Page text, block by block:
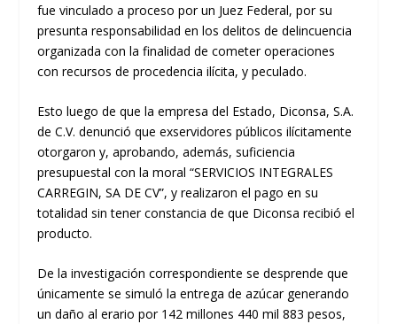
fue vinculado a proceso por un Juez Federal, por su
presunta responsabilidad en los delitos de delincuencia
organizada con la finalidad de cometer operaciones
con recursos de procedencia ilícita, y peculado.
Esto luego de que la empresa del Estado, Diconsa, S.A.
de C.V. denunció que exservidores públicos ilícitamente
otorgaron y, aprobando, además, suficiencia
presupuestal con la moral “SERVICIOS INTEGRALES
CARREGIN, SA DE CV”, y realizaron el pago en su
totalidad sin tener constancia de que Diconsa recibió el
producto.
De la investigación correspondiente se desprende que
únicamente se simuló la entrega de azúcar generando
un daño al erario por 142 millones 440 mil 883 pesos,